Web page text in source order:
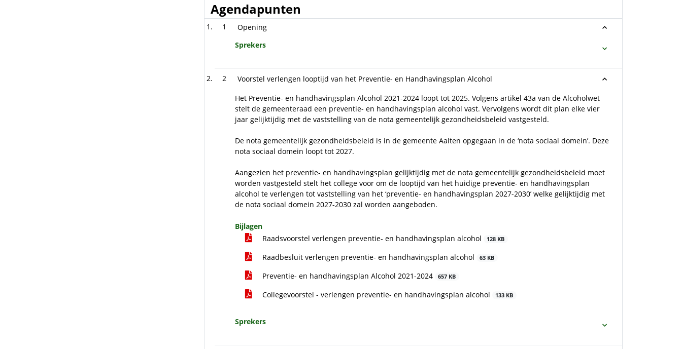
Agendapunten
1
Opening
Sprekers
2
Voorstel verlengen looptijd van het Preventie- en Handhavingsplan Alcohol
Het Preventie- en handhavingsplan Alcohol 2021-2024 loopt tot 2025. Volgens artikel 43a van de Alcoholwet
stelt de gemeenteraad een preventie- en handhavingsplan alcohol vast. Vervolgens wordt dit plan elke vier
jaar gelijktijdig met de vaststelling van de nota gemeentelijk gezondheidsbeleid vastgesteld.
De nota gemeentelijk gezondheidsbeleid is in de gemeente Aalten opgegaan in de ‘nota sociaal domein’. Deze
nota sociaal domein loopt tot 2027.
Aangezien het preventie- en handhavingsplan gelijktijdig met de nota gemeentelijk gezondheidsbeleid moet
worden vastgesteld stelt het college voor om de looptijd van het huidige preventie- en handhavingsplan
alcohol te verlengen tot vaststelling van het ‘preventie- en handhavingsplan 2027-2030’ welke gelijktijdig met
de nota sociaal domein 2027-2030 zal worden aangeboden.
Bijlagen
Raadsvoorstel verlengen preventie- en handhavingsplan alcohol
128 KB
Raadbesluit verlengen preventie- en handhavingsplan alcohol 63 KB
Preventie- en handhavingsplan Alcohol 2021-2024 657 KB
Collegevoorstel - verlengen preventie- en handhavingsplan alcohol 133 KB
Sprekers